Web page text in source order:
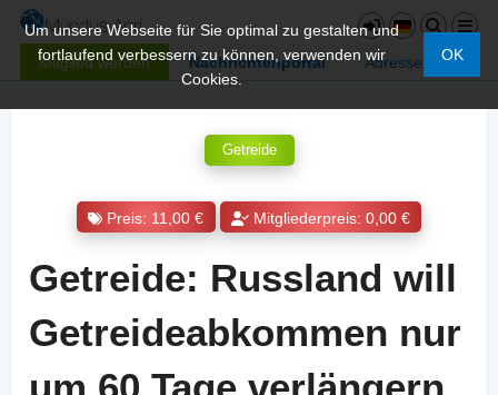
Mitglied werden Nachrichtenportal Adressen
Um unsere Webseite für Sie optimal zu gestalten und
fortlaufend verbessern zu können, verwenden wir
Cookies.
OK
Getreide
Preis: 11,00 € Mitgliederpreis: 0,00 €
Getreide: Russland will
Getreideabkommen nur